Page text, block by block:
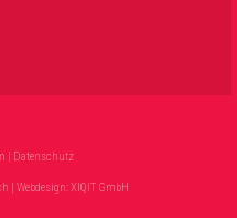
| Datenschutz
| Webdesign:XIQIT GmbH